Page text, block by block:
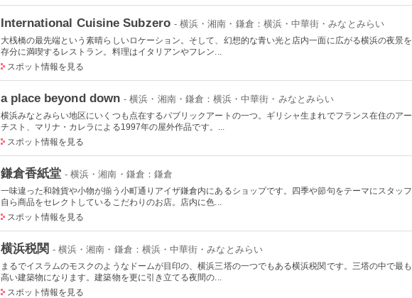
International Cuisine Subzero - 横浜・湘南・鎌倉：横浜・中華街・みなとみらい
大桟橋の最先端という素晴らしいロケーション。そして、幻想的な青い光と店内一面に広がる横浜の夜景を
存分に満喫するレストラン。料理はイタリアンやフレン...
スポット情報を見る
a place beyond down - 横浜・湘南・鎌倉：横浜・中華街・みなとみらい
横浜みなとみらい地区にいくつも点在するパブリックアートの一つ。ギリシャ生まれでフランス在住のアー
チスト、マリナ・カレラによる1997年の屋外作品です。...
スポット情報を見る
鎌倉香紙堂 - 横浜・湘南・鎌倉：鎌倉
一味違った和雑貨や小物が揃う小町通りアイザ鎌倉内にあるショップです。四季や節句をテーマにスタッフ
自ら商品をセレクトしているこだわりのお店。店内に色...
スポット情報を見る
横浜税関 - 横浜・湘南・鎌倉：横浜・中華街・みなとみらい
まるでイスラムのモスクのようなドームが目印の、横浜三塔の一つでもある横浜税関です。三塔の中で最も
高い建築物になります。建築物を更に引き立てる夜間の...
スポット情報を見る